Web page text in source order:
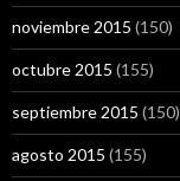
noviembre 2015 (150)
octubre 2015 (155)
septiembre 2015 (150)
agosto 2015 (155)